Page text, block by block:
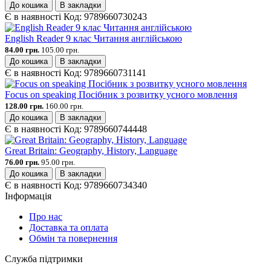
До кошика
В закладки
Є в наявності Код: 9789660730243
English Reader 9 клас Читання англійською
84.00 грн. 105.00 грн.
До кошика
В закладки
Є в наявності Код: 9789660731141
Focus on speaking Посібник з розвитку усного мовлення
128.00 грн. 160.00 грн.
До кошика
В закладки
Є в наявності Код: 9789660744448
Great Britain: Geography, History, Language
76.00 грн. 95.00 грн.
До кошика
В закладки
Є в наявності Код: 9789660734340
Інформація
Про нас
Доставка та оплата
Обмін та повернення
Служба підтримки